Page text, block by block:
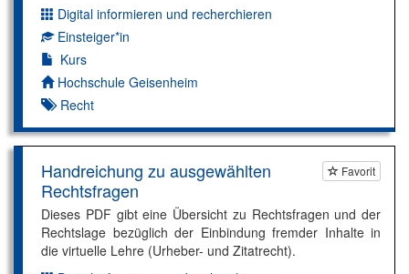
Dimension:
Digital informieren und recherchieren
Kompetenzniveau:
Einsteiger*in
Kurs
Autor*in:
Hochschule Geisenheim
Recht
Favorit
Handreichung zu ausgewählten
Rechtsfragen
Dieses PDF gibt eine Übersicht zu Rechtsfragen und der
Rechtslage bezüglich der Einbindung fremder Inhalte in
die virtuelle Lehre (Urheber- und Zitatrecht).